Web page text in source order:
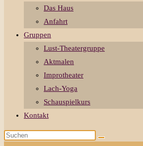
Das Haus
Anfahrt
Gruppen
Lust-Theatergruppe
Aktmalen
Improtheater
Lach-Yoga
Schauspielkurs
Kontakt
Diese